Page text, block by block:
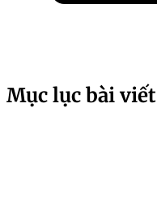
Mục lục bài viết